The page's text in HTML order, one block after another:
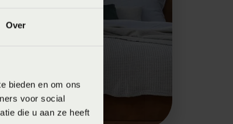
Over
bieden en om ons
voor social
die u aan ze heeft